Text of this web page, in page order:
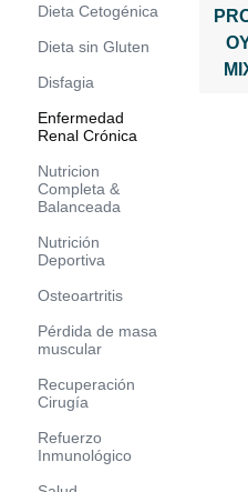
Dieta Cetogénica
Dieta sin Gluten
Disfagia
Enfermedad
Renal Crónica
Nutricion
Completa &
Balanceada
Nutrición
Deportiva
Osteoartritis
Pérdida de masa
muscular
Recuperación
Cirugía
Refuerzo
Inmunológico